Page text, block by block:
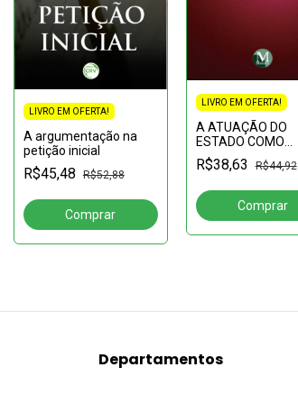
LIVRO EM OFERTA!
A argumentação na
petição inicial
R$45,48 R$52,88
LIVRO EM OFERTA!
A ATUAÇÃO DO
ESTADO COMO
CORRETOR E
CONDUTOR NA
AMBIENTE
R$38,63 R$44,92
Departamentos